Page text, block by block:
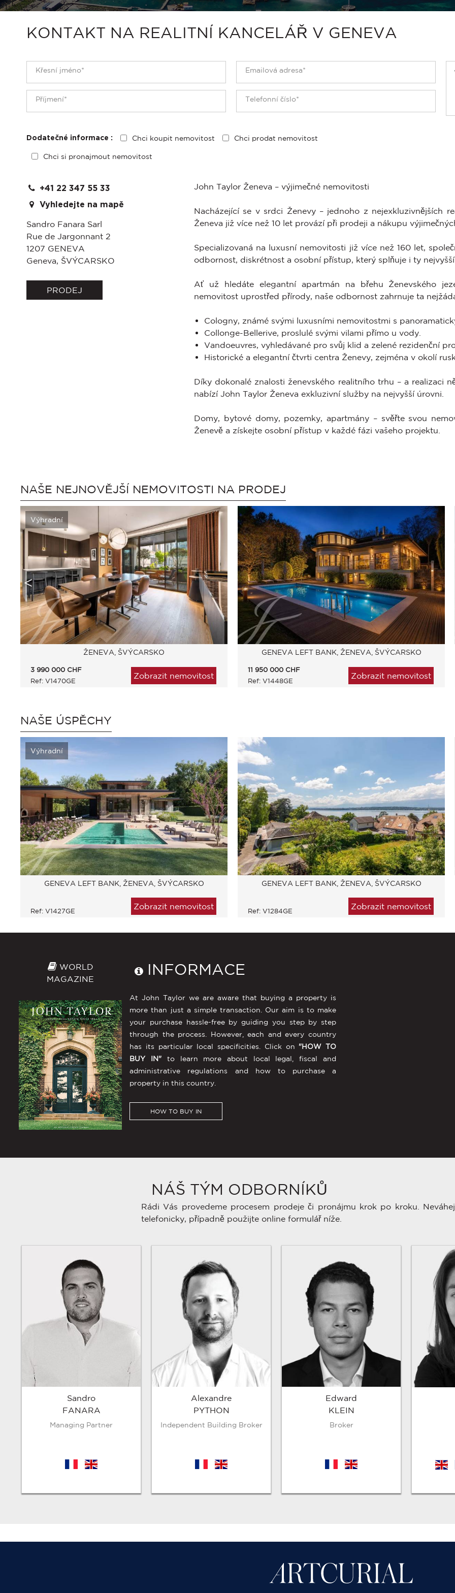
KONTAKT NA REALITNÍ KANCELÁŘ V GENEVA
Dodatečné informace : Chci koupit nemovitost Chci prodat nemovitost
Chci si pronajmout nemovitost
+41 22 347 55 33
Vyhledejte na mapě
Sandro Fanara Sarl
Rue de Jargonnant 2
1207 GENEVA
Geneva, ŠVÝCARSKO
PRODEJ
John Taylor Ženeva – výjimečné nemovitosti
Nacházející se v srdci Ženevy – jednoho z nejexkluzivnějších
Ženeva již více než 10 let provází při prodeji a nákupu
Specializovaná na luxusní nemovitosti již více než 160 let,
odbornost, diskrétnost a osobní přístup, který splňuje i ty
Ať už hledáte elegantní apartmán na břehu Ženevského
nemovitost uprostřed přírody, naše odbornost zahrnuje ta
Cologny, známé svými luxusními nemovitostmi s
Collonge-Bellerive, proslulé svými vilami přímo u vody.
Vandoeuvres, vyhledávané pro svůj klid a zelené rezidenční
Historické a elegantní čtvrti centra Ženevy, zejména v okolí
Díky dokonalé znalosti ženevského realitního trhu – a realizaci
nabízí John Taylor Ženeva exkluzivní služby na nejvyšší úrovni.
Domy, bytové domy, pozemky, apartmány – svěřte svou
Ženevě a získejte osobní přístup v každé fázi vašeho projektu.
NAŠE NEJNOVĚJŠÍ NEMOVITOSTI NA PRODEJ
Výhradní
ŽENEVA, ŠVÝCARSKO
3 990 000 CHF
Ref: V1470GE
Zobrazit nemovitost
GENEVA LEFT BANK, ŽENEVA, ŠVÝCARSKO
11 950 000 CHF
Ref: V1448GE
Zobrazit nemovitost
NAŠE ÚSPĚCHY
Výhradní
GENEVA LEFT BANK, ŽENEVA, ŠVÝCARSKO
Ref: V1427GE
Zobrazit nemovitost
GENEVA LEFT BANK, ŽENEVA, ŠVÝCARSKO
Ref: V1284GE
Zobrazit nemovitost
WORLD
MAGAZINE
INFORMACE
At John Taylor we are aware that buying a property is
more than just a simple transaction. Our aim is to make
your purchase hassle-free by guiding you step by step
through the process. However, each and every country
has its particular local specificities. Click on "HOW TO
BUY IN" to learn more about local legal, fiscal and
administrative regulations and how to purchase a
property in this country.
HOW TO BUY IN
NÁŠ TÝM ODBORNÍKŮ
Rádi Vás provedeme procesem prodeje či pronájmu krok po kroku.
telefonicky, případně použijte online formulář níže.
Sandro
FANARA
Managing Partner
en
Alexandre
PYTHON
Independent Building Broker
en
Edward
KLEIN
Broker
en en